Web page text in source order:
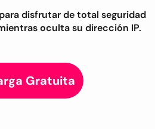
disfrutar de total seguridad
oculta su dirección IP.
Gratuita